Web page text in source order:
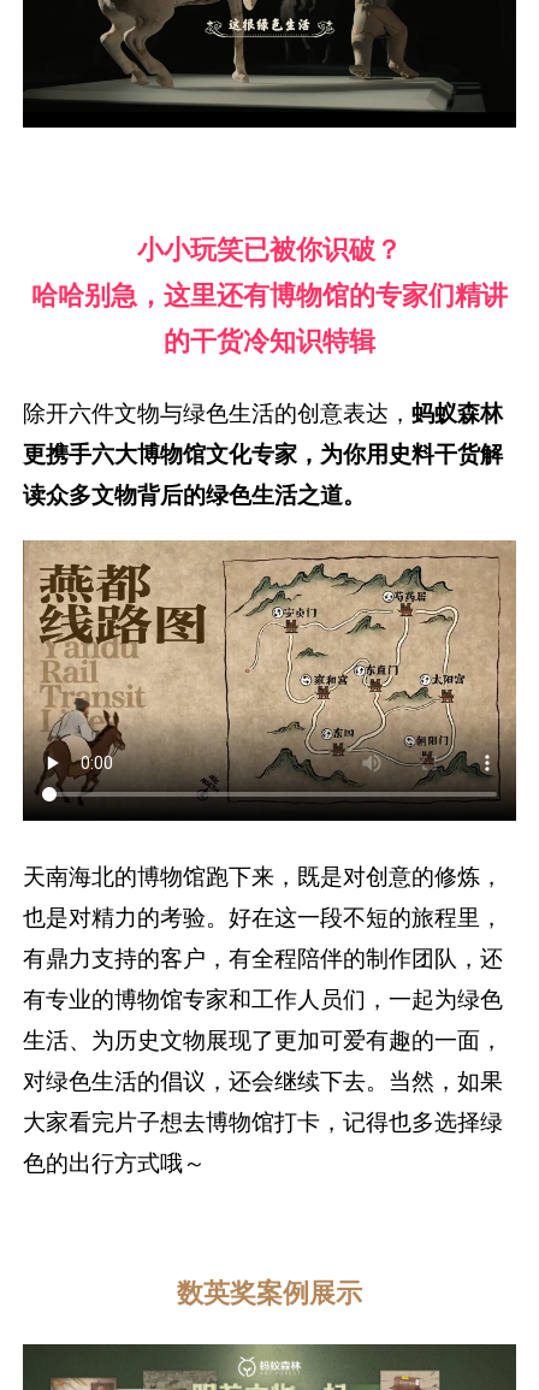
小小玩笑已被你识破？
哈哈别急，这里还有博物馆的专家们精讲
的干货冷知识特辑
除开六件文物与绿色生活的创意表达，蚂蚁森林
更携手六大博物馆文化专家，为你用史料干货解
读众多文物背后的绿色生活之道。
天南海北的博物馆跑下来，既是对创意的修炼，
也是对精力的考验。好在这一段不短的旅程里，
有鼎力支持的客户，有全程陪伴的制作团队，还
有专业的博物馆专家和工作人员们，一起为绿色
生活、为历史文物展现了更加可爱有趣的一面，
对绿色生活的倡议，还会继续下去。当然，如果
大家看完片子想去博物馆打卡，记得也多选择绿
色的出行方式哦～
数英奖案例展示